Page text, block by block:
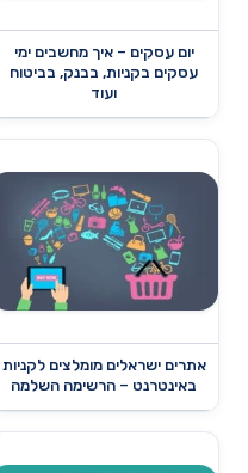
יום עסקים – איך מחשבים ימי
עסקים בקניות, בבנק, בביטוח
ועוד
אתרים ישראלים מומלצים לקניות
באינטרנט – הרשימה השלמה